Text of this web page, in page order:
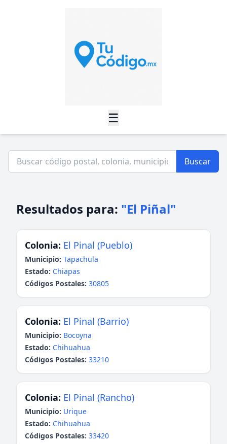
☰
Buscar
Resultados para: "El Piñal"
Colonia: El Pinal (Pueblo)
Municipio: Tapachula
Estado: Chiapas
Códigos Postales: 30805
Colonia: El Pinal (Barrio)
Municipio: Bocoyna
Estado: Chihuahua
Códigos Postales: 33210
Colonia: El Pinal (Rancho)
Municipio: Urique
Estado: Chihuahua
Códigos Postales: 33420